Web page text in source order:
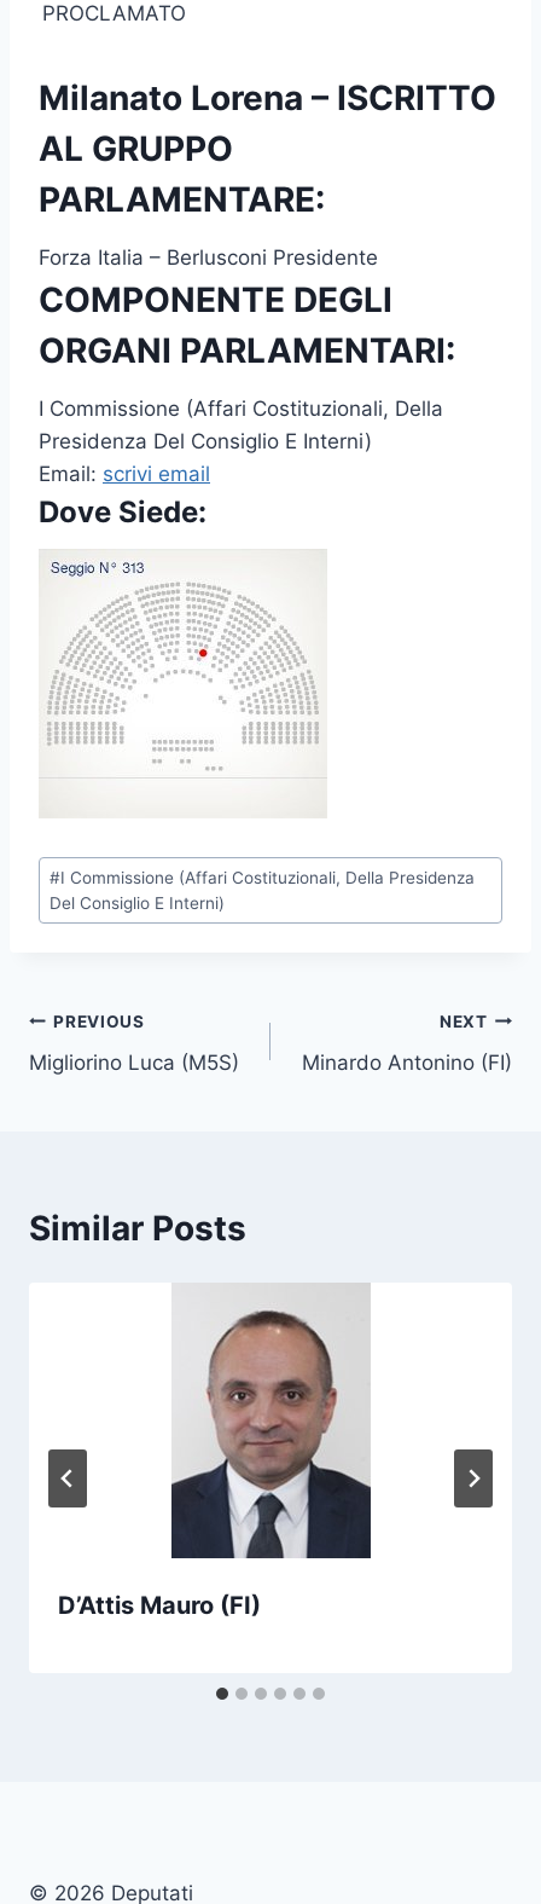
PROCLAMATO
Milanato Lorena – ISCRITTO
AL GRUPPO
PARLAMENTARE:
Forza Italia – Berlusconi Presidente
COMPONENTE DEGLI
ORGANI PARLAMENTARI:
I Commissione (Affari Costituzionali, Della
Presidenza Del Consiglio E Interni)
Email: scrivi email
Dove Siede:
P
s
a
g
#I Commissione (Affari Costituzionali, Della Presidenza
Del Consiglio E Interni)
Post
navigation
PREVIOUS
Migliorino Luca (M5S)
NEXT
Minardo Antonino (FI)
Similar Posts
D’Attis Mauro (FI)
© 2026 Deputati